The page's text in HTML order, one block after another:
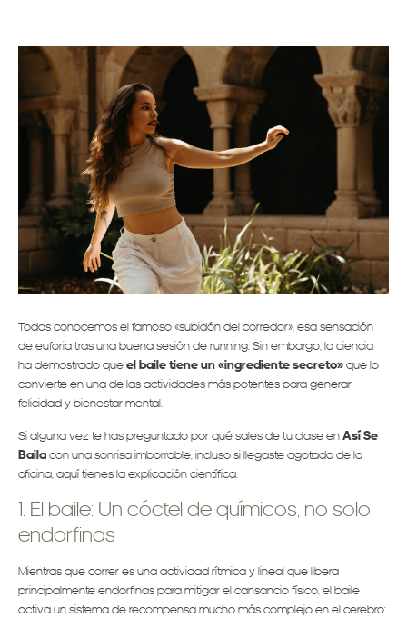
Todos conocemos el famoso «subidón del corredor», esa sensación
de euforia tras una buena sesión de running. Sin embargo, la ciencia
ha demostrado queel baile tiene un «ingrediente secreto»que lo
convierte en una de las actividades más potentes para generar
felicidad y bienestar mental.
Si alguna vez te has preguntado por qué sales de tu clase enAsí Se
Bailacon una sonrisa imborrable, incluso si llegaste agotado de la
oficina, aquí tienes la explicación científica.
1. El baile: Un cóctel de químicos, no solo
endorfinas
Mientras que correr es una actividad rítmica y lineal que libera
principalmente endorfinas para mitigar el cansancio físico, el baile
activa un sistema de recompensa mucho más complejo en el cerebro: